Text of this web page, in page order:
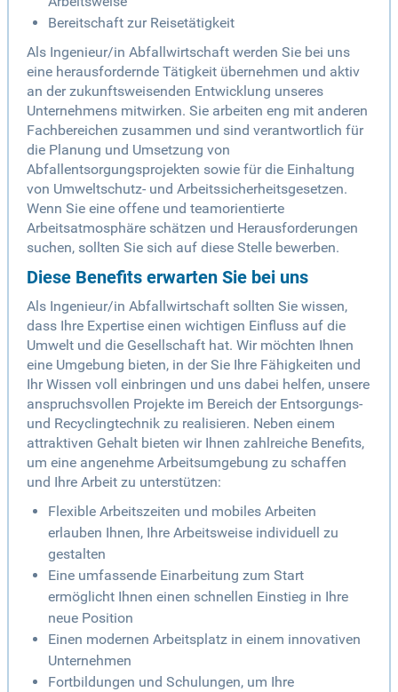
Bereitschaft zur Reisetätigkeit
Als Ingenieur/in Abfallwirtschaft werden Sie bei uns
eine herausfordernde Tätigkeit übernehmen und aktiv
an der zukunftsweisenden Entwicklung unseres
Unternehmens mitwirken. Sie arbeiten eng mit anderen
Fachbereichen zusammen und sind verantwortlich für
die Planung und Umsetzung von
Abfallentsorgungsprojekten sowie für die Einhaltung
von Umweltschutz- und Arbeitssicherheitsgesetzen.
Wenn Sie eine offene und teamorientierte
Arbeitsatmosphäre schätzen und Herausforderungen
suchen, sollten Sie sich auf diese Stelle bewerben.
Diese Benefits erwarten Sie bei uns
Als Ingenieur/in Abfallwirtschaft sollten Sie wissen,
dass Ihre Expertise einen wichtigen Einfluss auf die
Umwelt und die Gesellschaft hat. Wir möchten Ihnen
eine Umgebung bieten, in der Sie Ihre Fähigkeiten und
Ihr Wissen voll einbringen und uns dabei helfen, unsere
anspruchsvollen Projekte im Bereich der Entsorgungs-
und Recyclingtechnik zu realisieren. Neben einem
attraktiven Gehalt bieten wir Ihnen zahlreiche Benefits,
um eine angenehme Arbeitsumgebung zu schaffen
und Ihre Arbeit zu unterstützen:
Flexible Arbeitszeiten und mobiles Arbeiten
erlauben Ihnen, Ihre Arbeitsweise individuell zu
gestalten
Eine umfassende Einarbeitung zum Start
ermöglicht Ihnen einen schnellen Einstieg in Ihre
neue Position
Einen modernen Arbeitsplatz in einem innovativen
Unternehmen
Fortbildungen und Schulungen, um Ihre